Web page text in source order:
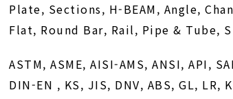
Plate, Sections, H-BEAM, Angle,
Flat, Round Bar, Rail, Pipe & Tube,
ASTM, ASME, AISI-AMS, ANSI, API,
DIN-EN , KS, JIS, DNV, ABS, GL, LR,